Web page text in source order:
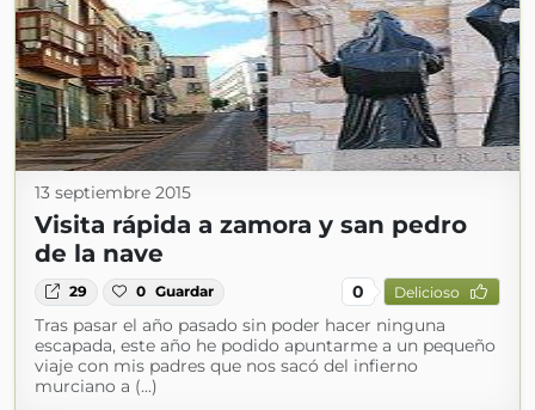
13 septiembre 2015
Visita rápida a zamora y san pedro
de la nave
29 0 Guardar 0 Delicioso
Tras pasar el año pasado sin poder hacer ninguna
escapada, este año he podido apuntarme a un pequeño
viaje con mis padres que nos sacó del infierno
murciano a (...)